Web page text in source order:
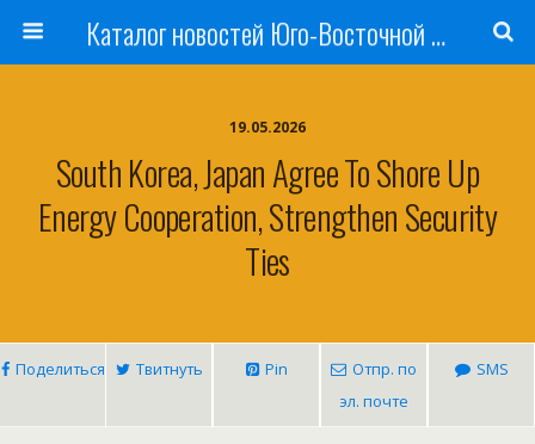
Каталог новостей Юго-Восточной Азии, Австралии и Океании
19.05.2026
South Korea, Japan Agree To Shore Up
Energy Cooperation, Strengthen Security
Ties
Поделиться Твитнуть Pin
Отпр. по
эл. почте
SMS